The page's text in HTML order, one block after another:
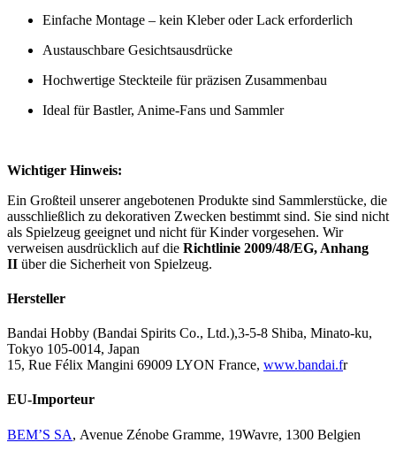
Einfache Montage – kein Kleber oder Lack erforderlich
Austauschbare Gesichtsausdrücke
Hochwertige Steckteile für präzisen Zusammenbau
Ideal für Bastler, Anime-Fans und Sammler
Wichtiger Hinweis:
Ein Großteil unserer angebotenen Produkte sind Sammlerstücke, die
ausschließlich zu dekorativen Zwecken bestimmt sind. Sie sind nicht
als Spielzeug geeignet und nicht für Kinder vorgesehen. Wir
verweisen ausdrücklich auf die Richtlinie 2009/48/EG, Anhang
II über die Sicherheit von Spielzeug.
Hersteller
Bandai Hobby (Bandai Spirits Co., Ltd.),3-5-8 Shiba, Minato-ku,
Tokyo 105-0014, Japan
15, Rue Félix Mangini 69009 LYON France, www.bandai.fr
EU-Importeur
BEM’S SA, Avenue Zénobe Gramme, 19Wavre, 1300 Belgien